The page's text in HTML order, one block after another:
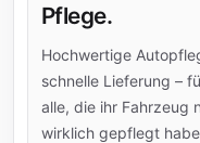
Pflege.
Hochwertige
schnelle Lieferung –
alle, die ihr Fahrzeug
wirklich gepflegt